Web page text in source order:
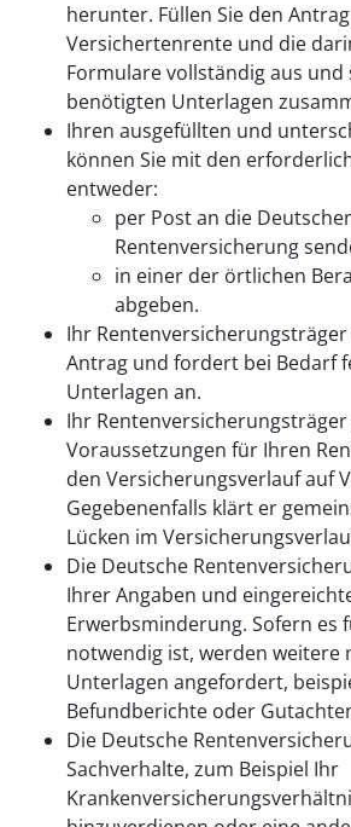
herunter. Füllen Sie den
Versichertenrente und die
Formulare vollständig aus und
benötigten Unterlagen
Ihren ausgefüllten und
können Sie mit den
entweder:
per Post an die
Rentenversicherung
in einer der örtlichen
abgeben.
Ihr
Antrag und fordert bei Bedarf
Unterlagen an.
Ihr
Voraussetzungen für Ihren
den Versicherungsverlauf auf
Gegebenenfalls klärt er
Lücken im
Die Deutsche
Ihrer Angaben und
Erwerbsminderung. Sofern es
notwendig ist, werden weitere
Unterlagen angefordert,
Befundberichte oder
Die Deutsche
Sachverhalte, zum Beispiel Ihr